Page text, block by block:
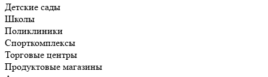
Детские сады
Школы
Поликлиники
Спорткомплексы
Торговые центры
Продуктовые магазины